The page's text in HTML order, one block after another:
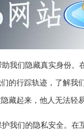
我们隐藏真实身份。
的行踪轨迹，了解我
藏起来，他人无法轻
护我们的隐私安全。在